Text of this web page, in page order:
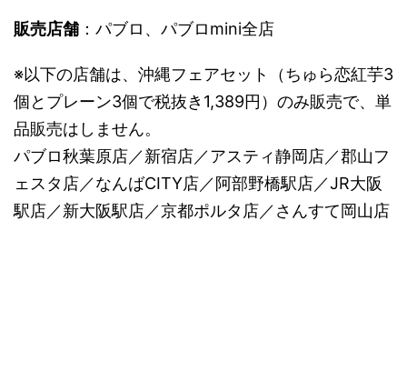
販売店舗 ：パブロ、パブロmini全店
※以下の店舗は、沖縄フェアセット（ちゅら恋紅芋3
個とプレーン3個で税抜き1,389円）のみ販売で、単
品販売はしません。
パブロ秋葉原店／新宿店／アスティ静岡店／郡山フ
ェスタ店／なんばCITY店／阿部野橋駅店／JR大阪
駅店／新大阪駅店／京都ポルタ店／さんすて岡山店